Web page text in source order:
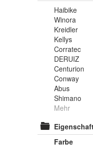
Haibike
Winora
Kreidler
Kellys
Corratec
DERUIZ
Centurion
Conway
Abus
Shimano
Mehr
Farbe